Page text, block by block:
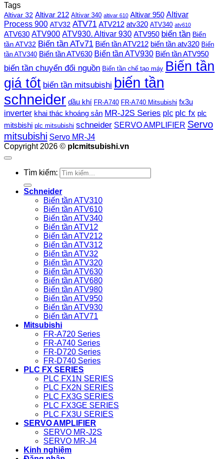
Tags
Altivar 32 Altivar 212 Altivar 340 altivar 610 Altivar 950 Altivar
Process 900 ATV32 ATV71 ATV212 atv320 ATV340 atv610
ATV630 ATV900 ATV930. Altivar 930 ATV950 biến tần Biến
tần ATV32 Biến tần ATv71 Biến tần ATV212 biến tần atv320 Biến
tần ATV340 Biến tần ATV630 Biến tần ATV930 Biến tần ATV950
biến tần chuyển đổi nguồn Biến tần chế tạo máy Biến tần
giá tốt biến tần mitsubishi biến tần
schneider dầu khí FR-A740 FR-A740 Mitsubishi fx3u
inverter khai thác khoáng sản MR-J2S Series plc plc fx plc
mitsbishi plc mitsubishi schneider SERVO AMPLIFIER Servo
mitsubishi Servo MR-J4
Copyright 2026 © plcmitsubishi.vn
Tìm kiếm:
Schneider
Biến tần ATV310
Biến tần ATV610
Biến tần ATV340
Biến tần ATV12
Biến tần ATV212
Biến tần ATV312
Biến tần ATV32
Biến tần ATV320
Biến tần ATV630
Biến tần ATV680
Biến tần ATV980
Biến tần ATV950
Biến tần ATV930
Biến tần ATV71
Mitsubishi
FR-A720 Series
FR-A740 Series
FR-D720 Series
FR-D740 Series
PLC FX SERIES
PLC FX1N SERIES
PLC FX2N SERIES
PLC FX3G SERIES
PLC FX3GE SERIES
PLC FX3U SERIES
SERVO AMPLIFIER
SERVO MR-J2S
SERVO MR-J4
Kinh nghiệm